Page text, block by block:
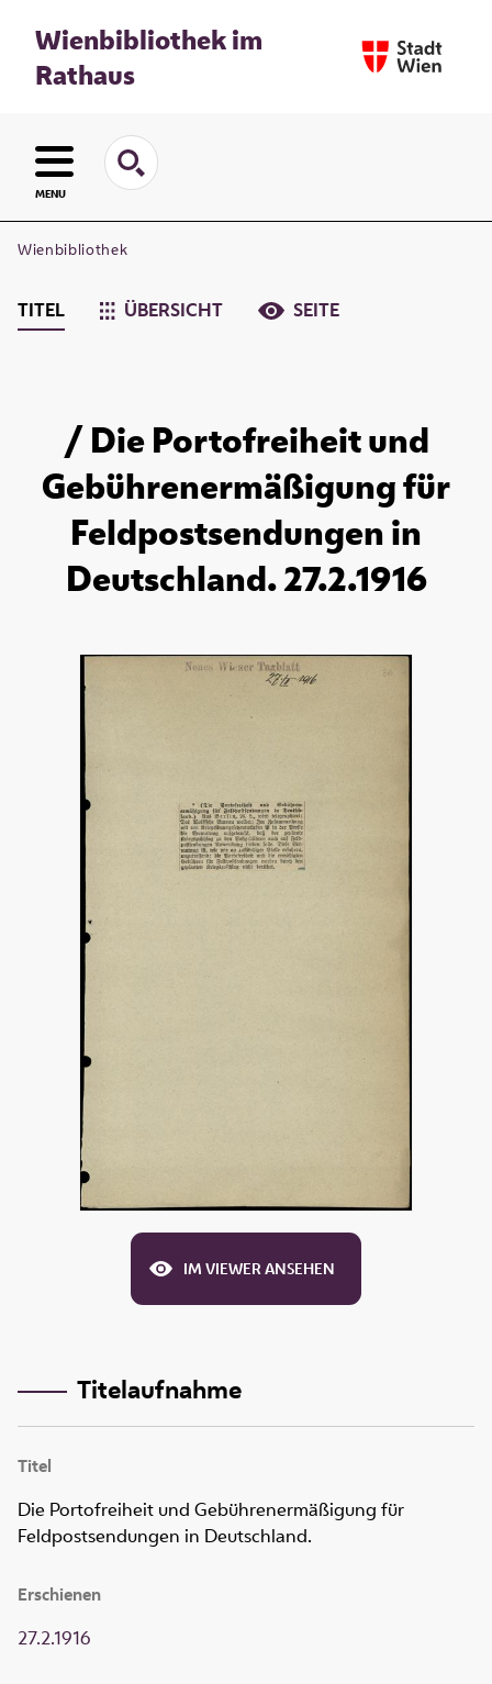
Wienbibliothek im
Rathaus
MENU
Wienbibliothek
TITEL ÜBERSICHT SEITE
/ Die Portofreiheit und
Gebührenermäßigung für
Feldpostsendungen in
Deutschland. 27.2.1916
IM VIEWER ANSEHEN
Titelaufnahme
Titel
Die Portofreiheit und Gebührenermäßigung für
Feldpostsendungen in Deutschland.
Erschienen
27.2.1916